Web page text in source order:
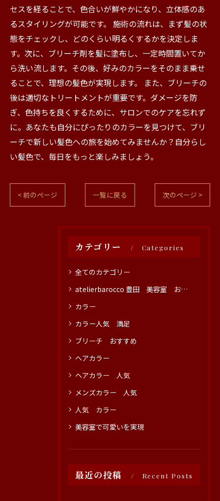
セスを経ることで、色合いが鮮やかになり、立体感のあ
るスタイリングが可能です。 施術の流れは、まず髪の状
態をチェックし、どのくらい明るくするかを決定しま
す。次に、ブリーチ剤を髪に塗布し、一定時間置いてか
ら洗い流します。その後、好みのカラーをそのまま乗せ
ることで、理想の髪色が実現します。 また、ブリーチの
後は適切なトリートメントが重要です。ダメージを防
ぎ、色持ちを良くするために、サロンでのケアを忘れず
に。あなたも自分にぴったりのカラーを見つけて、ブリ
ーチで新しい髪色への旅を始めてみませんか？自分らし
い髪色で、毎日をもっと楽しみましょう。
< 前のページ 一覧に戻る 次のページ >
カテゴリー Categories
全てのカテゴリー
atelierbarocco 豊田 美容室 おすすめ
カラー
カラー人気 満足
ブリーチ おすすめ
ヘアカラー
ヘアカラー 人気
メンズカラー 人気
人気 カラー
美容室で可愛いを実現
最近の投稿 Recent Posts